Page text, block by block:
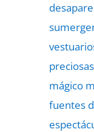
mágico
fuentes